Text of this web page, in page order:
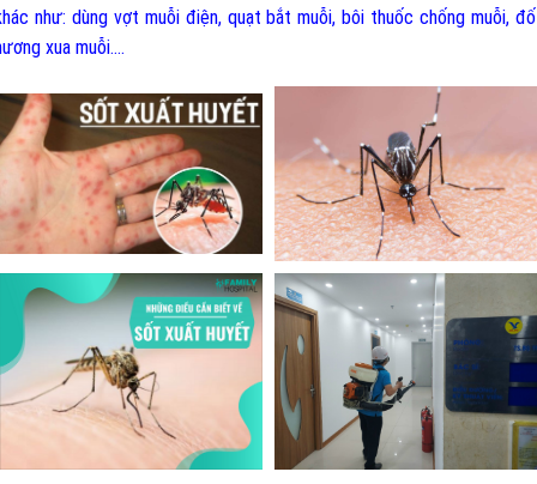
như: dùng vợt muỗi điện, quạt bắt muỗi, bôi thuốc chống muỗi,
xua muỗi....